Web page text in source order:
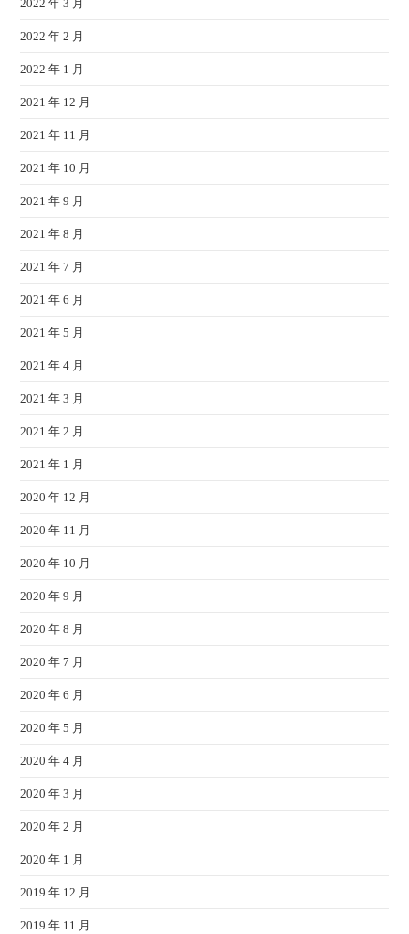
2022 年 3 月
2022 年 2 月
2022 年 1 月
2021 年 12 月
2021 年 11 月
2021 年 10 月
2021 年 9 月
2021 年 8 月
2021 年 7 月
2021 年 6 月
2021 年 5 月
2021 年 4 月
2021 年 3 月
2021 年 2 月
2021 年 1 月
2020 年 12 月
2020 年 11 月
2020 年 10 月
2020 年 9 月
2020 年 8 月
2020 年 7 月
2020 年 6 月
2020 年 5 月
2020 年 4 月
2020 年 3 月
2020 年 2 月
2020 年 1 月
2019 年 12 月
2019 年 11 月